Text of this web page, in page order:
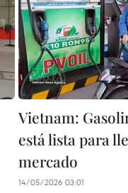
Vietnam:
está lista para
mercado
14/05/2026 03:01